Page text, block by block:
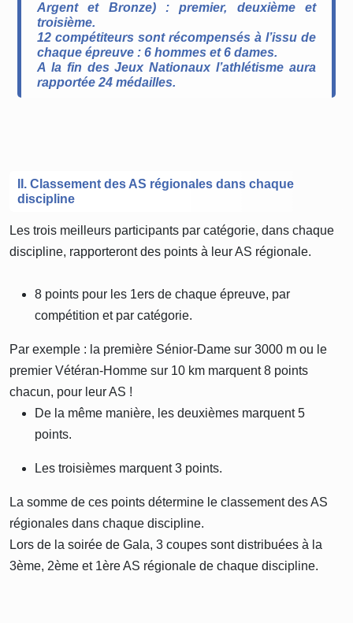
Argent et Bronze) : premier, deuxième et
troisième.
12 compétiteurs sont récompensés à l’issu de
chaque épreuve : 6 hommes et 6 dames.
A la fin des Jeux Nationaux l’athlétisme aura
rapportée 24 médailles.
II. Classement des AS régionales dans chaque
discipline
Les trois meilleurs participants par catégorie, dans chaque
discipline, rapporteront des points à leur AS régionale.
8 points pour les 1ers de chaque épreuve, par
compétition et par catégorie.
Par exemple : la première Sénior-Dame sur 3000 m ou le
premier Vétéran-Homme sur 10 km marquent 8 points
chacun, pour leur AS !
De la même manière, les deuxièmes marquent 5
points.
Les troisièmes marquent 3 points.
La somme de ces points détermine le classement des AS
régionales dans chaque discipline.
Lors de la soirée de Gala, 3 coupes sont distribuées à la
3ème, 2ème et 1ère AS régionale de chaque discipline.